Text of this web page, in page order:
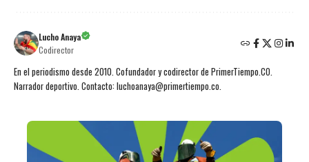
Lucho Anaya
Codirector
En el periodismo desde 2010. Cofundador y codirector de PrimerTiempo.CO.
Narrador deportivo. Contacto: luchoanaya@primertiempo.co.